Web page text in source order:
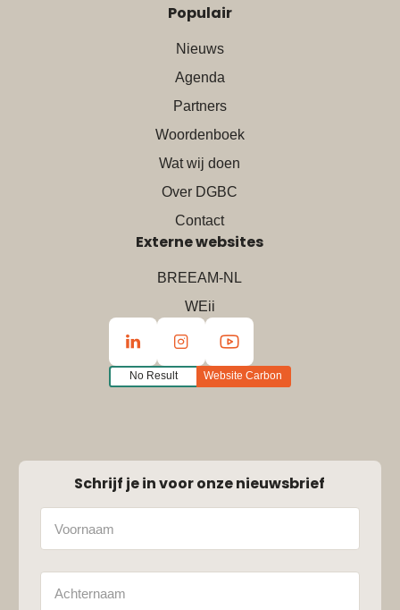
Populair
Nieuws
Agenda
Partners
Woordenboek
Wat wij doen
Over DGBC
Contact
Externe websites
BREEAM-NL
WEii
No Result Website Carbon
Schrijf je in voor onze nieuwsbrief